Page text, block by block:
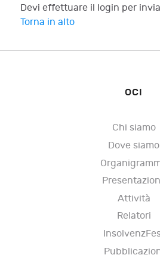
Devi effettuare il login per
Torna in alto
OCI
Chi siamo
Dove siamo
Attività
Relatori